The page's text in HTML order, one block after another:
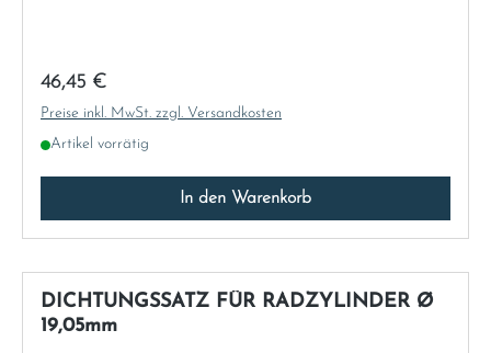
Regulärer Preis:
46,45 €
Preise inkl. MwSt. zzgl. Versandkosten
Artikel vorrätig
In den Warenkorb
DICHTUNGSSATZ FÜR RADZYLINDER Ø
19,05mm